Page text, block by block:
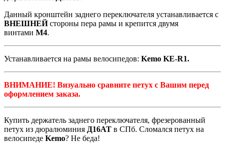
Данный кронштейн заднего переключателя устанавливается с
ВНЕШНЕЙстороны пера рамы и крепится двумя
винтами М4.
Устанавливается на рамы велосипедов: Kemo KE-R1.
ВНИМАНИЕ! Визуально сравните петух с Вашим перед
оформлением заказа.
Купить держатель заднего переключателя, фрезерованный
петух из дюралюминия Д16АТ в СПб. Сломался петух на
велосипеде Kemo? Не беда!